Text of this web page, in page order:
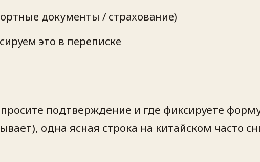
документы / страхование)
это в переписке
подтверждение и где фиксируете
одна ясная строка на китайском часто